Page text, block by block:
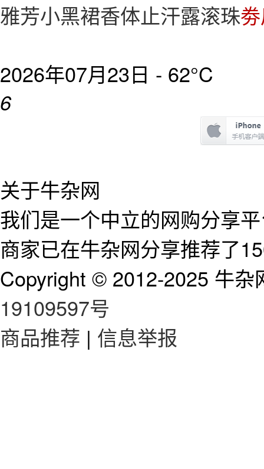
雅芳小黑裙香体止汗露滚珠
2026年07月23日 - 62°C
6
关于牛杂网
我们是一个中立的网购分享
商家已在牛杂网分享推荐了
Copyright © 2012-2025 牛
19109597号
商品推荐 | 信息举报